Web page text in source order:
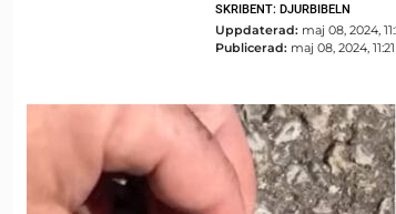
SKRIBENT: DJURBIBELN
Uppdaterad: maj 08, 2024,
Publicerad: maj 08, 2024, 11:21